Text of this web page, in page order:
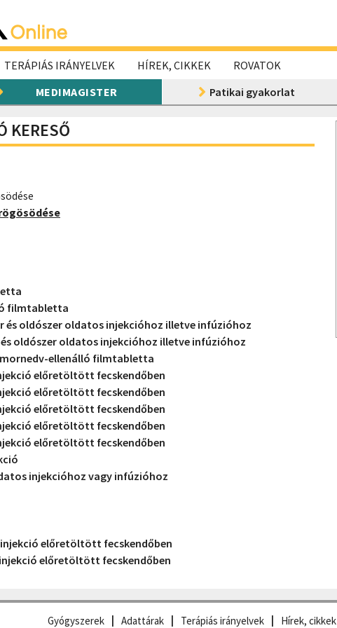
TERÁPIÁS IRÁNYELVEK HÍREK, CIKKEK
ROVATOK
MEDIMAGISTER Patikai gyakorlat
KERESŐ
filmtabletta
és oldószer oldatos injekcióhoz illetve infúzióhoz
és oldószer oldatos injekcióhoz illetve infúzióhoz
ellenálló filmtabletta
előretöltött fecskendőben
előretöltött fecskendőben
előretöltött fecskendőben
előretöltött fecskendőben
előretöltött fecskendőben
injekcióhoz vagy infúzióhoz
injekció előretöltött fecskendőben
injekció előretöltött fecskendőben
Gyógyszerek Adattárak Terápiás irányelvek Hírek, cikkek